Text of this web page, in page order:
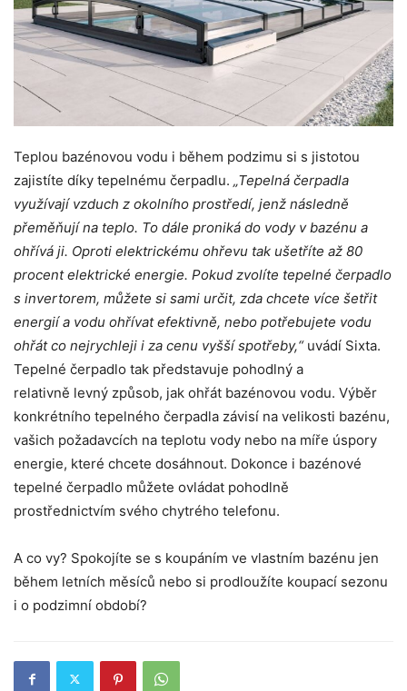
Teplou bazénovou vodu i během podzimu si s jistotou
zajistíte díky tepelnému čerpadlu. „Tepelná čerpadla
využívají vzduch z okolního prostředí, jenž následně
přeměňují na teplo. To dále proniká do vody v bazénu a
ohřívá ji. Oproti elektrickému ohřevu tak ušetříte až 80
procent elektrické energie. Pokud zvolíte tepelné čerpadlo
s invertorem, můžete si sami určit, zda chcete více šetřit
energií a vodu ohřívat efektivně, nebo potřebujete vodu
ohřát co nejrychleji i za cenu vyšší spotřeby,“uvádí Sixta.
Tepelné čerpadlo tak představuje pohodlný a
relativně levný způsob, jak ohřát bazénovou vodu. Výběr
konkrétního tepelného čerpadla závisí na velikosti bazénu,
vašich požadavcích na teplotu vody nebo na míře úspory
energie, které chcete dosáhnout. Dokonce i bazénové
tepelné čerpadlo můžete ovládat pohodlně
prostřednictvím svého chytrého telefonu.
A co vy? Spokojíte se s koupáním ve vlastním bazénu jen
během letních měsíců nebo si prodloužíte koupací sezonu
i o podzimní období?